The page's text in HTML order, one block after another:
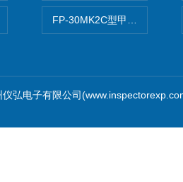
FP-30MK2C型甲醛检测仪
弘电子有限公司